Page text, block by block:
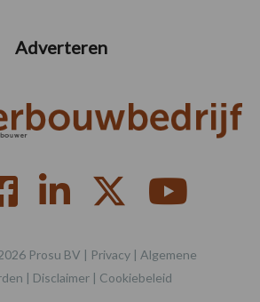
Adverteren
Prosu BV | Privacy | Algemene
| Disclaimer | Cookiebeleid